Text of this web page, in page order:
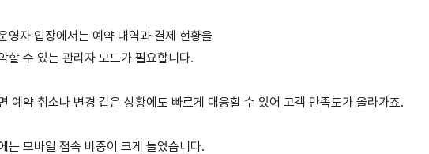
영자 입장에서는 예약 내역과 결제 현황을
할 수 있는 관리자 모드가 필요합니다.
예약 취소나 변경 같은 상황에도 빠르게 대응할 수 있어 고객 만족도가 올라가죠.
는 모바일 접속 비중이 크게 늘었습니다.